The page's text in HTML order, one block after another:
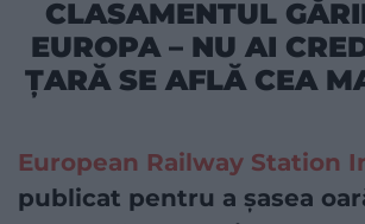
CLASAMENTUL
EUROPA – NU AI
ȚARĂ SE AFLĂ CEA
European Railway Station
publicat pentru a șasea